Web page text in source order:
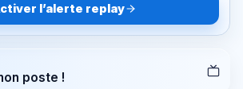
l’alerte replay
poste !